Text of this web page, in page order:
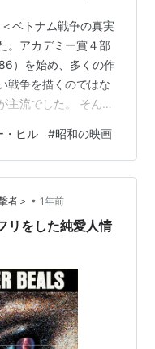
ベトナム戦争の真実
。アカデミー賞４部
）を始め、多くの作
戦争を描くのではな
主流でした。 そんな
れてたと思います。
戦場描写が売りの映
どうやらそうではな
ました！ （あらす
分隊。新兵の教育や
・ヒル #昭和の映画
者＞ • 1年前
リをした純愛人情